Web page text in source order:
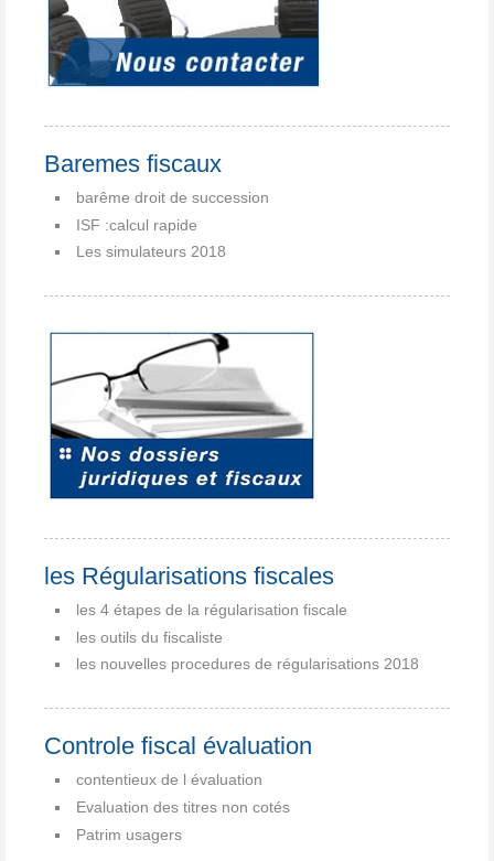
Baremes fiscaux
barême droit de succession
ISF :calcul rapide
Les simulateurs 2018
les Régularisations fiscales
les 4 étapes de la régularisation fiscale
les outils du fiscaliste
les nouvelles procedures de régularisations 2018
Controle fiscal évaluation
contentieux de l évaluation
Evaluation des titres non cotés
Patrim usagers